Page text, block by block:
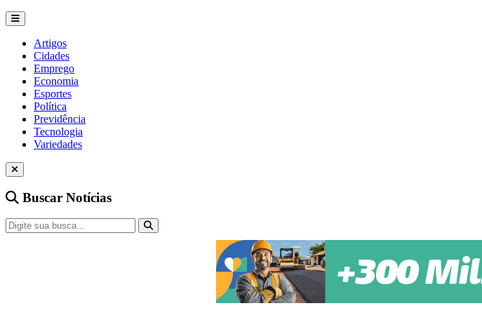
Artigos
Cidades
Emprego
Economia
Esportes
Política
Previdência
Tecnologia
Variedades
Buscar Notícias